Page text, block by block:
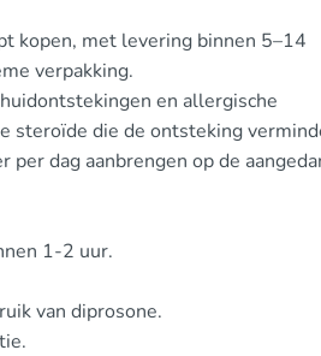
kopen, met levering binnen 5–14
verpakking.
en allergische
steroïde die de ontsteking
dag aanbrengen op de
1-2 uur.
van diprosone.